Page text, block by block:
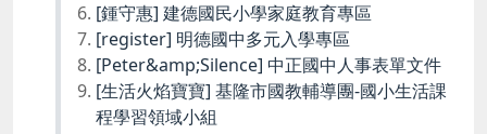
[鍾守惠] 建德國民小學家庭教育專區
[register] 明德國中多元入學專區
[Peter&amp;Silence] 中正國中人事表單文件
[生活火焰寶寶] 基隆市國教輔導團-國小生活課
程學習領域小組